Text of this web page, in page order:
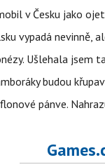
v Česku jako
vypadá nevinně,
Ušlehala jsem
budou
pánve.